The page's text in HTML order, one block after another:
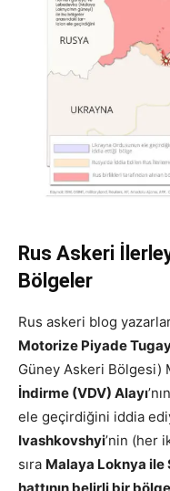
Rus Askeri
Bölgeler
Rus askeri blog
Motorize Piyade
Güney Askeri Bölgesi)
İndirme (VDV) Alayı
ele geçirdiğini iddia
Ivashkovshyi’nin (her
sıra Malaya Loknya ile
hattının belirli bir